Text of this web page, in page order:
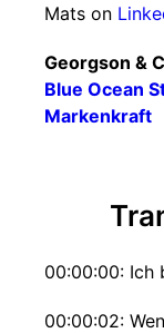
Mats on
Georgson &
Blue Ocean
Markenkraft
00:00:00: Ich
00:00:02: